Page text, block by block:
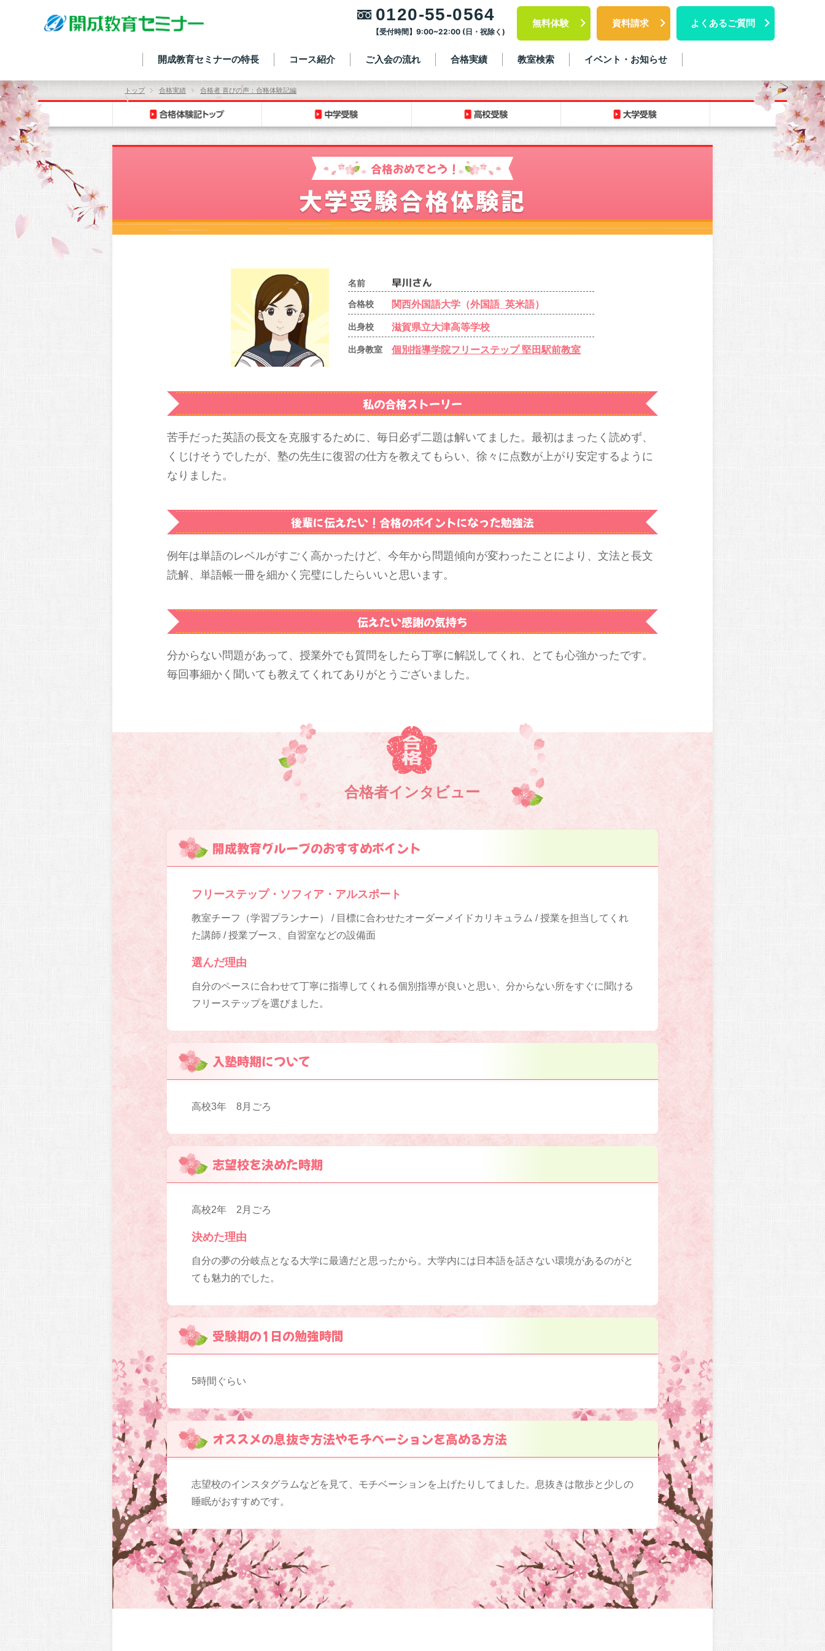
0120-55-0564
【受付時間】9:00~22:00 (日・祝除く)
無料体験 資料請求 よくあるご質問
開成教育セミナーの特長 コース紹介 ご入会の流れ 合格実績 教室検索 イベント・お知らせ
トップ 合格実績 合格者 喜びの声：合格体験記編
合格おめでとう！
大学受験合格体験記
名前
合格校 関西外国語大学（外国語_英米語）
出身校 滋賀県立大津高等学校
出身教室 個別指導学院フリーステップ 堅田駅前教室
私の合格ストーリー
苦手だった英語の長文を克服するために、毎日必ず二題は解いてました。最初はまったく読めず、
くじけそうでしたが、塾の先生に復習の仕方を教えてもらい、徐々に点数が上がり安定するように
なりました。
後輩に伝えたい！ 合格のポイントになった勉強法
例年は単語のレベルがすごく高かったけど、今年から問題傾向が変わったことにより、文法と長文
読解、単語帳一冊を細かく完璧にしたらいいと思います。
伝えたい感謝の気持ち
分からない問題があって、授業外でも質問をしたら丁寧に解説してくれ、とても心強かったです。
毎回事細かく聞いても教えてくれてありがとうございました。
合格者インタビュー
開成教育グループのおすすめポイント
フリーステップ・ソフィア・アルスポート
教室チーフ（学習プランナー） / 目標に合わせたオーダーメイドカリキュラム / 授業を担当してくれ
た講師 / 授業ブース、自習室などの設備面
選んだ理由
自分のペースに合わせて丁寧に指導してくれる個別指導が良いと思い、分からない所をすぐに聞ける
フリーステップを選びました。
入塾時期について
高校3年 8月ごろ
志望校を決めた時期
高校2年 2月ごろ
決めた理由
自分の夢の分岐点となる大学に最適だと思ったから。大学内には日本語を話さない環境があるのがと
ても魅力的でした。
受験期の1日の勉強時間
5時間ぐらい
オススメの息抜き方法やモチベーションを高める方法
志望校のインスタグラムなどを見て、モチベーションを上げたりしてました。息抜きは散歩と少しの
睡眠がおすすめです。